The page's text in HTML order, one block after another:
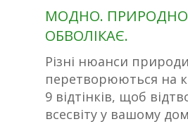
МОДНО.
ОБВОЛІКАЄ.
Різні нюанси природи
перетворюються на
9 відтінків, щоб
всесвіту у вашому